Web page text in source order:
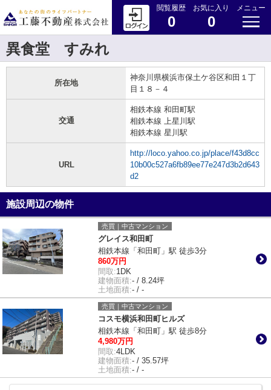
閲覧履歴
0
お気に入り
0
メニュー
異食堂 すみれ
所在地
神奈川県横浜市保土ケ谷区和田１丁
目１８－４
交通
相鉄本線 和田町駅
相鉄本線 上星川駅
相鉄本線 星川駅
URL
http://loco.yahoo.co.jp/place/f43d8cc
10b00c527a6fb89ee77e247d3b2d643
d2
施設周辺の物件
売買｜中古マンション
グレイス和田町
相鉄本線「和田町」駅 徒歩3分
860万円
間取:1DK
建物面積:- / 8.24坪
土地面積:- / -
売買｜中古マンション
コスモ横浜和田町ヒルズ
相鉄本線「和田町」駅 徒歩8分
4,980万円
間取:4LDK
建物面積:- / 35.57坪
土地面積:- / -